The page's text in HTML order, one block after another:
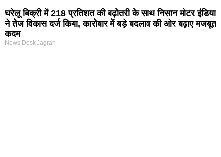
घरेलू बिक्री में 218 प्रतिशत की बढ़ोतरी के साथ निसान मोटर इंडिया
ने तेज विकास दर्ज किया, कारोबार में बड़े बदलाव की ओर बढ़ाए मजबूत
कदम
News Desk Jagran